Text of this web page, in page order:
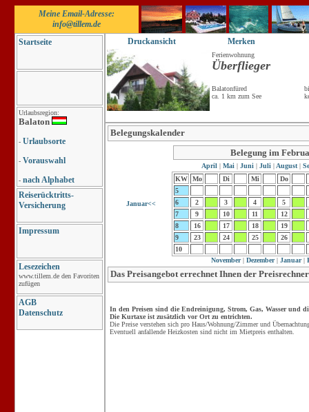
Meine Email-Adresse:
info@tillem.de
Startseite
Urlaubsregion:
Balaton
- Urlaubsorte
- Vorauswahl
-nach Alphabet
Reiserücktritts-
Versicherung
Impressum
Lesezeichen
www.tillem.de den Favoriten
zufügen
AGB
Datenschutz
Druckansicht Merken
Ferienwohnung
Überflieger
Balatonfüred
ca. 1 km zum See
Belegungskalender
Januar<<
Belegung im
April| Mai| Juni| Juli| August|
KW
Mo Di Mi
Do
5
6
2 3 4
5
7
9 10 11
12
8
16 17 18
19
9
23 24 25
26
10
November| Dezember| Januar|
Das Preisangebot errechnet Ihnen der
In den Preisen sind die Endreinigung, Strom, Gas, Wasser und
Die Kurtaxe ist zusätzlich vor Ort zu entrichten.
Die Preise verstehen sich pro Haus/Wohnung/Zimmer und
Eventuell anfallende Heizkosten sind nicht im Mietpreis enthalten.